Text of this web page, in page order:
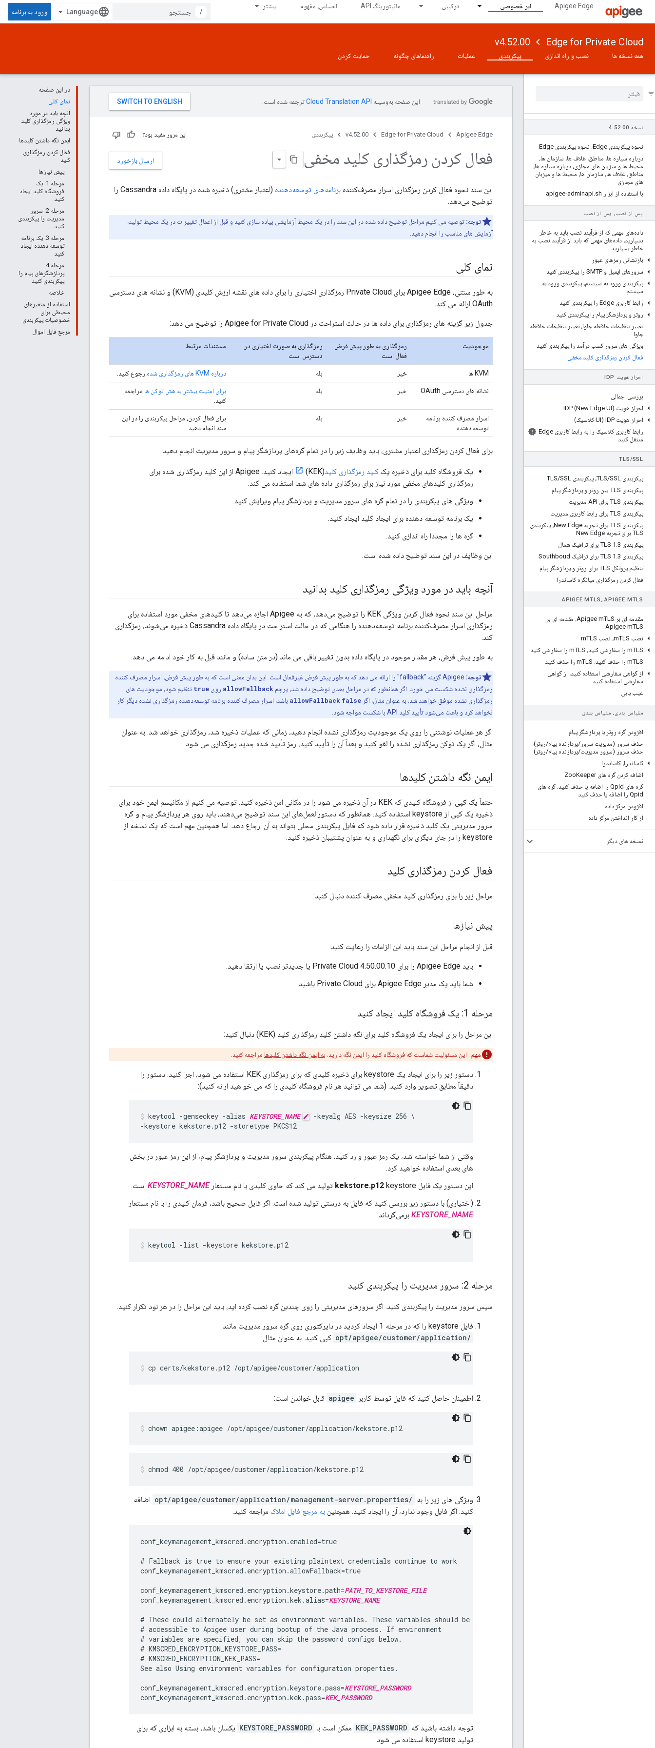
Apigee Edge ابر خصوصی ترکیبی مانیتورینگ API احساس، مفهوم بیشتر
/ ورود به برنامه
Edge for Private Cloud
v4.52.00
همه نسخه ها نصب و راه اندازی پیکربندی عملیات راهنماهای چگونه حمایت کردن
نسخه 4 . 52.00
نحوه پیکربندی Edge، نحوه پیکربندی Edge
درباره سیاره ها، مناطق، غلاف ها، سازمان ها،
محیط ها و میزبان های مجازی، درباره سیاره ها،
مناطق، غلاف ها، سازمان ها، محیط ها و میزبان
های مجازی
با استفاده از ابزار apigee-adminapi
.sh
پس از نصب، پس از نصب
داده‌های مهمی که از فرآیند نصب باید به خاطر
بسپارید، داده‌های مهمی که باید از فرآیند نصب به
خاطر بسپارید
بازنشانی رمزهای عبور
سرورهای ایمیل و SMTP را پیکربندی کنید
پیکربندی ورود به سیستم، پیکربندی ورود به
سیستم
رابط کاربری Edge را پیکربندی کنید
روتر و پردازشگر پیام را پیکربندی کنید
تغییر تنظیمات حافظه جاوا، تغییر تنظیمات حافظه
جاوا
ویژگی های سرور کسب درآمد را پیکربندی کنید
فعال کردن رمزگذاری کلید مخفی
احراز هویت IDP
بررسی اجمالی
احراز هویت IDP (New Edge UI)
احراز هویت IDP (UI کلاسیک)
رابط کاربری کلاسیک را به رابط کاربری Edge
منتقل کنید
TLS/SSL
پیکربندی TLS /SSL، پیکربندی TLS /SSL
پیکربندی TLS بین روتر و پردازشگر پیام
پیکربندی TLS برای API مدیریت
پیکربندی TLS برای رابط کاربری مدیریت
پیکربندی TLS برای تجربه New Edge، پیکربندی
TLS برای تجربه New Edge
پیکربندی TLS 1
.3 برای ترافیک شمال
پیکربندی TLS 1
.3 برای ترافیک Southboud
تنظیم پروتکل TLS برای روتر و پردازشگر پیام
فعال کردن رمزگذاری میانگره کاساندرا
APIGEE MTLS، APIGEE MTLS
مقدمه ای بر Apigee m
TLS، مقدمه ای بر
Apigee mTLS
نصب m TLS، نصب m
TLS
mTLS را سفارشی کنید، m
TLS را سفارشی کنید
mTLS را حذف کنید، m
TLS را حذف کنید
از گواهی سفارشی استفاده کنید، از گواهی
سفارشی استفاده کنید
عیب یابی
مقیاس بندی، مقیاس بندی
افزودن گره روتر یا پردازشگر پیام
حذف سرور (مدیریت سرور /پردازنده پیام/روتر)،
حذف سرور (سرور مدیریت/پردازنده پیام/روتر)
کاساندرا، کاساندرا
اضافه کردن گره های ZooKeeper
گره های Qpid را اضافه یا حذف کنید، گره های
Qpid را اضافه یا حذف کنید
افزودن مرکز داده
از کار انداختن مرکز داده
نسخه های دیگر
در این صفحه
نمای کلی
آنچه باید در مورد
ویژگی رمزگذاری کلید
بدانید
ایمن نگه داشتن کلیدها
فعال کردن رمزگذاری
کلید
پیش نیازها
مرحله 1: یک
فروشگاه کلید ایجاد
کنید
مرحله 2: سرور
مدیریت را پیکربندی
کنید
مرحله 3: یک برنامه
توسعه دهنده ایجاد
کنید
مرحله 4:
پردازشگرهای پیام را
پیکربندی کنید
خلاصه
استفاده از متغیرهای
محیطی برای
خصوصیات پیکربندی
مرجع فایل اموال
این صفحه به‌وسیله ترجمه شده است.
Apigee Edge
Edge for Private Cloud
v4.52.00 پیکربندی این مرور مفید بود؟
ارسال بازخورد فعال کردن رمزگذاری کلید مخفی
این سند نحوه فعال کردن رمزگذاری اسرار مصرف‌کننده برنامه‌های توسعه‌دهنده
(اعتبار مشتری) ذخیره شده در پایگاه داده Cassandra را
توضیح می‌دهد.
توجه: توصیه می کنیم مراحل توضیح داده شده در این سند را در یک محیط آزمایشی پیاده سازی کنید و قبل از اعمال تغییرات در یک محیط تولید،
آزمایش های مناسب را انجام دهید.
نمای کلی
به طور سنتی، Apigee Edge برای Private Cloud رمزگذاری اختیاری را برای داده های نقشه ارزش کلیدی (KVM) و نشانه های دسترسی
OAuth ارائه می کند.
جدول زیر گزینه های رمزگذاری برای داده ها در حالت استراحت در Apigee for Private Cloud را توضیح می دهد:
موجودیت
رمزگذاری به طور پیش فرض
فعال است
رمزگذاری به صورت اختیاری در
دسترس است
مستندات مرتبط
KVM ها خیر بله درباره KVM های رمزگذاری شده رجوع کنید.
نشانه های دسترسی OAuth خیر بله برای امنیت بیشتر به هش توکن ها مراجعه
کنید.
اسرار مصرف کننده برنامه
توسعه دهنده
خیر بله
برای فعال کردن، مراحل پیکربندی را در این
سند انجام دهید.
برای فعال کردن رمزگذاری اعتبار مشتری، باید وظایف زیر را در تمام گره‌های پردازشگر پیام و سرور مدیریت انجام دهید:
یک فروشگاه کلید برای ذخیره یک کلید رمزگذاری کلید
(KEK) ایجاد کنید. Apigee از این کلید رمزگذاری شده برای
رمزگذاری کلیدهای مخفی مورد نیاز برای رمزگذاری داده های شما استفاده می کند.
ویژگی های پیکربندی را در تمام گره های سرور مدیریت و پردازشگر پیام ویرایش کنید.
یک برنامه توسعه دهنده برای ایجاد کلید ایجاد کنید.
گره ها را مجددا راه اندازی کنید.
این وظایف در این سند توضیح داده شده است.
آنچه باید در مورد ویژگی رمزگذاری کلید بدانید
مراحل این سند نحوه فعال کردن ویژگی KEK را توضیح می‌دهد، که به Apigee اجازه می‌دهد تا کلیدهای مخفی مورد استفاده برای
رمزگذاری اسرار مصرف‌کننده برنامه توسعه‌دهنده را هنگامی که در حالت استراحت در پایگاه داده Cassandra ذخیره می‌شوند، رمزگذاری
کند.
به طور پیش فرض، هر مقدار موجود در پایگاه داده بدون تغییر باقی می ماند (در متن ساده) و مانند قبل به کار خود ادامه می دهد.
توجه:
Apigee گزینه "fallback" را ارائه می دهد که به طور پیش فرض غیرفعال است. این بدان معنی است که به طور پیش فرض، اسرار مصرف کننده
رمزگذاری نشده شکست می خورد. اگر همانطور که در مراحل بعدی توضیح داده شد، پرچم allowFallback روی true تنظیم شود، موجودیت های
رمزگذاری نشده موفق خواهند شد. به عنوان مثال، اگر
allowFallback false
باشد، اسرار مصرف کننده برنامه توسعه‌دهنده رمزگذاری نشده دیگر کار
نخواهد کرد و باعث می‌شود تأیید کلید API با شکست مواجه شود.
اگر هر عملیات نوشتنی را روی یک موجودیت رمزگذاری نشده انجام دهید، زمانی که عملیات ذخیره شد، رمزگذاری خواهد شد. به عنوان
مثال، اگر یک توکن رمزگذاری نشده را لغو کنید و بعداً آن را تأیید کنید، رمز تأیید شده جدید رمزگذاری می شود.
ایمن نگه داشتن کلیدها
حتماً یک کپی
از فروشگاه کلیدی که KEK در آن ذخیره می شود را در مکانی امن ذخیره کنید. توصیه می کنیم از مکانیسم ایمن خود برای
ذخیره یک کپی از keystore استفاده کنید. همانطور که دستورالعمل‌های این سند توضیح می‌دهند، باید روی هر پردازشگر پیام و گره
سرور مدیریتی یک کلید ذخیره قرار داده شود که فایل پیکربندی محلی بتواند به آن ارجاع دهد. اما همچنین مهم است که یک نسخه از
keystore را در جای دیگری برای نگهداری و به عنوان پشتیبان ذخیره کنید.
فعال کردن رمزگذاری کلید
مراحل زیر را برای رمزگذاری کلید مخفی مصرف کننده دنبال کنید:
پیش نیازها
قبل از انجام مراحل این سند باید این الزامات را رعایت کنید:
باید Apigee Edge را برای Private Cloud 4.50.00.10 یا جدیدتر نصب یا ارتقا دهید.
شما باید یک مدیر Apigee Edge برای Private Cloud باشید.
مرحله 1: یک فروشگاه کلید ایجاد کنید
این مراحل را برای ایجاد یک فروشگاه کلید برای نگه داشتن کلید رمزگذاری کلید (KEK) دنبال کنید:
مهم : این مسئولیت شماست که فروشگاه کلید را ایمن نگه دارید. به ایمن نگه داشتن کلیدها مراجعه کنید.
دستور زیر را برای ایجاد یک keystore برای ذخیره کلیدی که برای رمزگذاری KEK استفاده می شود، اجرا کنید. دستور را
دقیقاً مطابق تصویر وارد کنید. (شما می توانید هر نام فروشگاه کلیدی را که می خواهید ارائه کنید):
keytool -genseckey -alias KEYSTORE_NAME
-keyalg AES -keysize 256 \
-keystore kekstore.p12 -storetype PKCS12
وقتی از شما خواسته شد، یک رمز عبور وارد کنید. هنگام پیکربندی سرور مدیریت و پردازشگر پیام، از این رمز عبور در بخش
های بعدی استفاده خواهید کرد.
این دستور یک فایل
kekstore.p12 keystore تولید می کند که حاوی کلیدی با نام مستعار KEYSTORE_NAME است.
(اختیاری) با دستور زیر بررسی کنید که فایل به درستی تولید شده است. اگر فایل صحیح باشد، فرمان کلیدی را با نام مستعار
KEYSTORE_NAME برمی‌گرداند:
keytool -list -keystore kekstore.p12
مرحله 2: سرور مدیریت را پیکربندی کنید
سپس سرور مدیریت را پیکربندی کنید. اگر سرورهای مدیریتی را روی چندین گره نصب کرده اید، باید این مراحل را در هر نود تکرار کنید.
فایل keystore را که در مرحله 1 ایجاد کردید در دایرکتوری روی گره سرور مدیریت مانند
/opt/apigee/customer/application
کپی کنید. به عنوان مثال:
cp certs/kekstore.p12 /opt/apigee/customer/application
اطمینان حاصل کنید که فایل توسط کاربر apigee قابل خواندن است:
chown apigee:apigee /opt/apigee/customer/application/kekstore.p12
chmod 400 /opt/apigee/customer/application/kekstore.p12
ویژگی های زیر را به /opt/apigee/customer/application/management-server.properties
اضافه
کنید. اگر فایل وجود ندارد، آن را ایجاد کنید. همچنین به مرجع فایل املاک مراجعه کنید.
conf_keymanagement_kmscred.encryption.enabled=true
# Fallback is true to ensure your existing plaintext credentials continue to work
conf_keymanagement_kmscred.encryption.allowFallback=true
conf_keymanagement_kmscred.encryption.keystore.path=PATH_TO_KEYSTORE_FILE
conf_keymanagement_kmscred.encryption.kek.alias=KEYSTORE_NAME
# These could alternately be set as environment variables. These variables should be
# accessible to Apigee user during bootup of the Java process. If environment
# variables are specified, you can skip the password configs below.
# KMSCRED_ENCRYPTION_KEYSTORE_PASS=
# KMSCRED_ENCRYPTION_KEK_PASS=
See also Using environment variables for configuration properties.
conf_keymanagement_kmscred.encryption.keystore.pass=KEYSTORE_PASSWORD
conf_keymanagement_kmscred.encryption.kek.pass=KEK_PASSWORD
توجه داشته باشید که KEK_PASSWORD ممکن است با KEYSTORE_PASSWORD یکسان باشد، بسته به ابزاری که برای
تولید keystore استفاده می شود.